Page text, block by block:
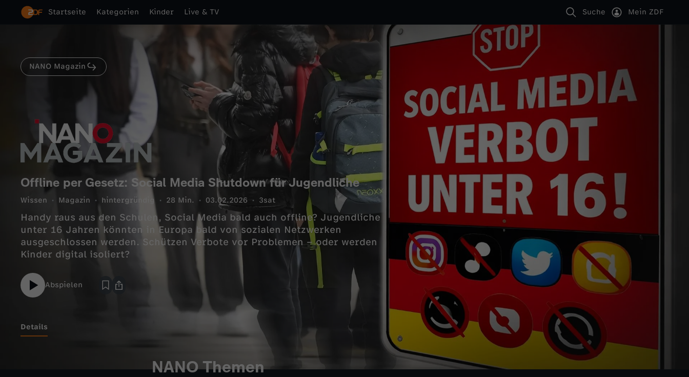
Startseite Kategorien Kinder Live & TV Suche Mein ZDF
NANO Magazin
Offline per Gesetz: Social Media Shutdown für Jugendliche
Wissen Magazin hintergründig 28 Min. 03.02.2026 3sat
Handy raus aus den Schulen, Social Media bald auch offline? Jugendliche
unter 16 Jahren könnten in Europa bald von sozialen Netzwerken
ausgeschlossen werden. Schützen Verbote vor Problemen – oder werden
Kinder digital isoliert?
Abspielen
Details
NANO Themen